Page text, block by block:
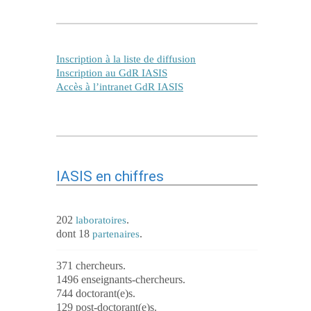
Inscription à la liste de diffusion
Inscription au GdR IASIS
Accès à l’intranet GdR IASIS
IASIS en chiffres
202 laboratoires.
dont 18 partenaires.
371 chercheurs.
1496 enseignants-chercheurs.
744 doctorant(e)s.
129 post-doctorant(e)s.